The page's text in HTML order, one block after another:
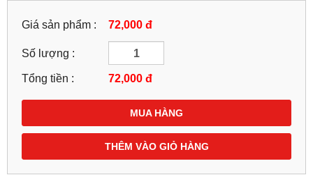
Giá sản phẩm : 72,000 đ
Số lượng :
Tổng tiền : 72,000 đ
MUA HÀNG
THÊM VÀO GIỎ HÀNG